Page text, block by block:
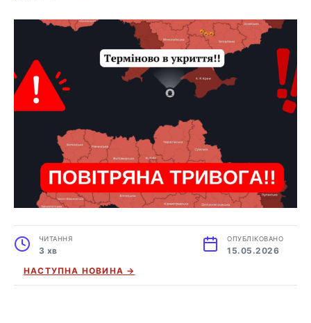
ЧИТАННЯ
3 хв
ОПУБЛІКОВАНО
15.05.2026
НАСТУПНА НОВИНА →